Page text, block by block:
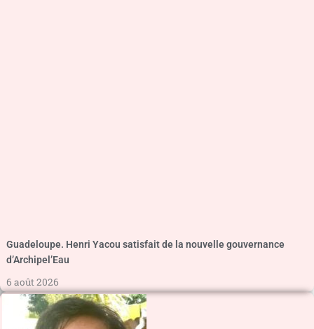
Guadeloupe. Henri Yacou satisfait de la nouvelle gouvernance
d’Archipel’Eau
6 août 2026